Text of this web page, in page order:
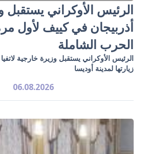
الرئيس الأوكراني يستقبل
أذربيجان في كييف لأول
الحرب الشاملة
الرئيس الأوكراني يستقبل وزيرة خارجية
زيارتها لمدينة أوديسا
06.08.2026